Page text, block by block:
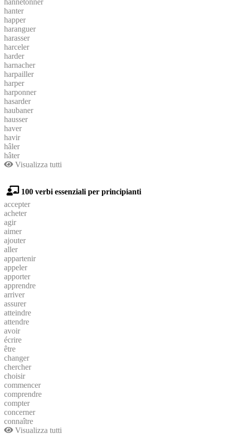
hanter
happer
haranguer
harasser
harceler
harder
harnacher
harpailler
harper
harponner
hasarder
haubaner
hausser
haver
havir
hâler
hâter
Visualizza tutti
100 verbi essenziali per principianti
accepter
acheter
agir
aimer
ajouter
aller
appartenir
appeler
apporter
apprendre
arriver
assurer
atteindre
attendre
avoir
écrire
être
changer
chercher
choisir
commencer
comprendre
compter
concerner
connaître
Visualizza tutti